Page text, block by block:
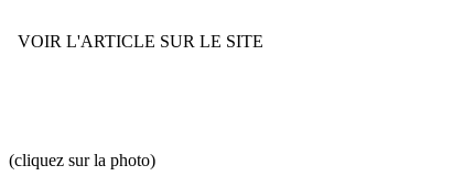
VOIR L'ARTICLE SUR LE SITE
(cliquez sur la photo)